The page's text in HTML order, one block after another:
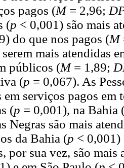
pagos (M = 2,96;
(p < 0,001) são mais
do que nos pagos (M
mais atendidas
públicos (M = 1,89;
(p = 0,067). As
em serviços pagos em
(p = 0,001), na Bahia
Negras são mais
da Bahia (p < 0,001)
por sua vez, são